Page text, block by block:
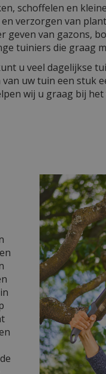
schoffelen en
verzorgen van
geven van gazons,
tuiniers die graag
u veel dagelijkse
uw tuin een stuk
wij u graag bij